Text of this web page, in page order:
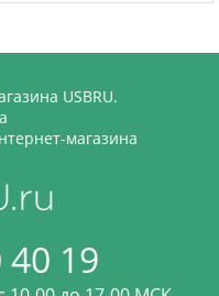
USBRU.
магазина
40 19